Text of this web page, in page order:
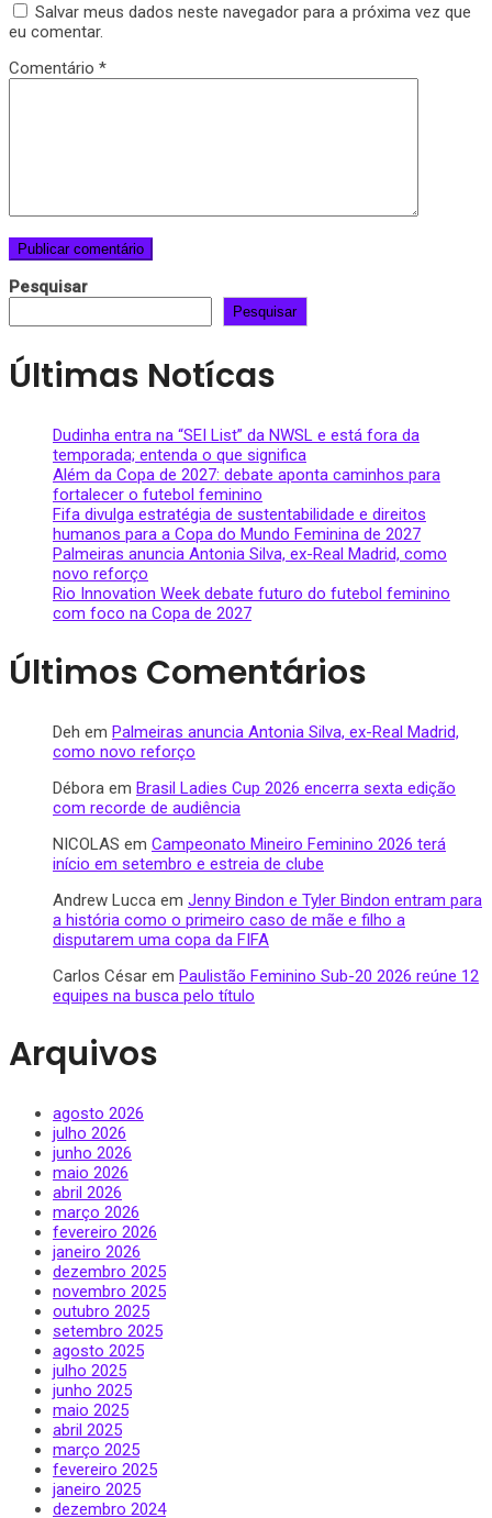
Salvar meus dados neste navegador para a próxima vez que
eu comentar.
Comentário *
Pesquisar
Pesquisar
Últimas Notícas
Dudinha entra na “SEI List” da NWSL e está fora da
temporada; entenda o que significa
Além da Copa de 2027: debate aponta caminhos para
fortalecer o futebol feminino
Fifa divulga estratégia de sustentabilidade e direitos
humanos para a Copa do Mundo Feminina de 2027
Palmeiras anuncia Antonia Silva, ex-Real Madrid, como
novo reforço
Rio Innovation Week debate futuro do futebol feminino
com foco na Copa de 2027
Últimos Comentários
Deh em Palmeiras anuncia Antonia Silva, ex-Real Madrid,
como novo reforço
Débora em Brasil Ladies Cup 2026 encerra sexta edição
com recorde de audiência
NICOLAS em Campeonato Mineiro Feminino 2026 terá
início em setembro e estreia de clube
Andrew Lucca em Jenny Bindon e Tyler Bindon entram para
a história como o primeiro caso de mãe e filho a
disputarem uma copa da FIFA
Carlos César em Paulistão Feminino Sub-20 2026 reúne 12
equipes na busca pelo título
Arquivos
agosto 2026
julho 2026
junho 2026
maio 2026
abril 2026
março 2026
fevereiro 2026
janeiro 2026
dezembro 2025
novembro 2025
outubro 2025
setembro 2025
agosto 2025
julho 2025
junho 2025
maio 2025
abril 2025
março 2025
fevereiro 2025
janeiro 2025
dezembro 2024